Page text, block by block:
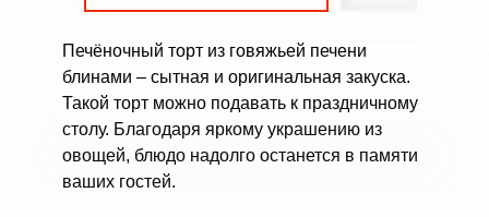
Печёночный торт из говяжьей печени
блинами – сытная и оригинальная закуска.
Такой торт можно подавать к праздничному
столу. Благодаря яркому украшению из
овощей, блюдо надолго останется в памяти
ваших гостей.